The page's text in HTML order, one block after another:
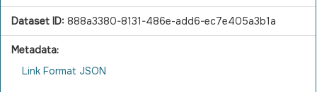
Dataset ID: 888a3380-8131-486e-add6-ec7e405a3b1a
Metadata:
Link Format JSON